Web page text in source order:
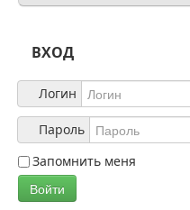
ВХОД
Логин
Пароль
Запомнить меня
Войти